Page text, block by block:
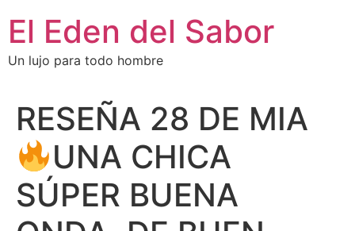
El Eden del Sabor
Un lujo para todo hombre
RESEÑA 28 DE MIA
UNA CHICA
SÚPER BUENA